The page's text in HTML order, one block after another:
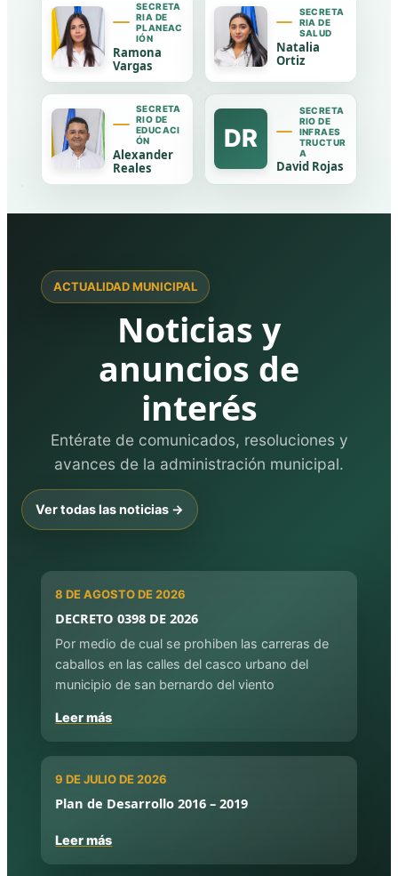
SECRETA
RIA DE
PLANEAC
IÓN
Ramona
Vargas
SECRETA
RIA DE
SALUD
Natalia
Ortiz
SECRETA
RIO DE
EDUCACI
ÓN
Alexander
Reales
DR
SECRETA
RIO DE
INFRAES
TRUCTUR
A
David Rojas
ACTUALIDAD MUNICIPAL
Noticias y
anuncios de
interés
Entérate de comunicados, resoluciones y
avances de la administración municipal.
Ver todas las noticias →
8 DE AGOSTO DE 2026
DECRETO 0398 DE 2026
Por medio de cual se prohiben las carreras de
caballos en las calles del casco urbano del
municipio de san bernardo del viento
Leer más
9 DE JULIO DE 2026
Plan de Desarrollo 2016 – 2019
Leer más